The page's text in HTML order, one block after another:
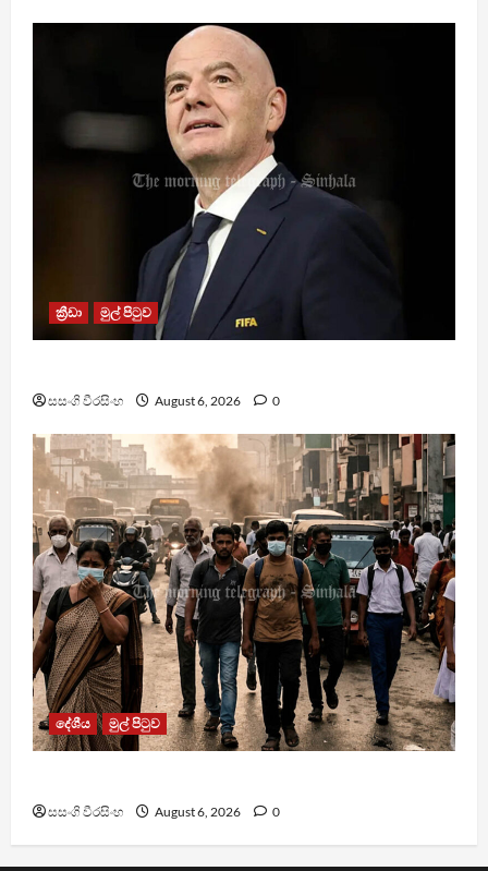
ක්‍රීඩා මුල් පිටුව
සසංගි වීරසිංහ August 6, 2026 0
දේශීය මුල් පිටුව
සසංගි වීරසිංහ August 6, 2026 0